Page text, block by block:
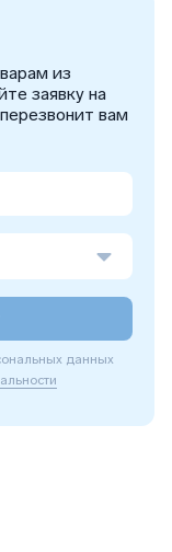
из
заявку на
вам
данных